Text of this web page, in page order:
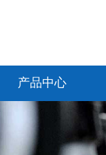
产品中心